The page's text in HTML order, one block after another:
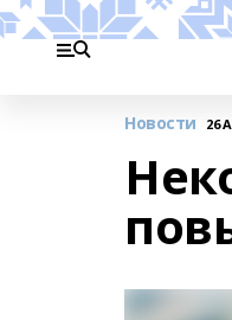
Новости 26